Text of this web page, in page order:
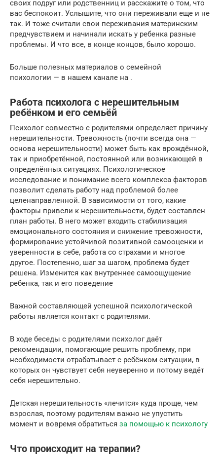
своих подруг или родственниц и расскажите о том, что
вас беспокоит. Услышите, что они переживали еще и не
так. И тоже считали свои переживания материнским
предчувствием и начинали искать у ребенка разные
проблемы. И что все, в конце концов, было хорошо.
Больше полезных материалов о семейной
психологии — в нашем канале на .
Работа психолога с нерешительным
ребёнком и его семьёй
Психолог совместно с родителями определяет причину
нерешительности. Тревожность (почти всегда она —
основа нерешительности) может быть как врождённой,
так и приобретённой, постоянной или возникающей в
определённых ситуациях. Психологическое
исследование и понимание всего комплекса факторов
позволит сделать работу над проблемой более
целенаправленной. В зависимости от того, какие
факторы привели к нерешительности, будет составлен
план работы. В него может входить стабилизация
эмоционального состояния и снижение тревожности,
формирование устойчивой позитивной самооценки и
уверенности в себе, работа со страхами и многое
другое. Постепенно, шаг за шагом, проблема будет
решена. Изменится как внутреннее самоощущение
ребенка, так и его поведение
Важной составляющей успешной психологической
работы является контакт с родителями.
В ходе беседы с родителями психолог даёт
рекомендации, помогающие решить проблему, при
необходимости отрабатывает с ребёнком ситуации, в
которых он чувствует себя неуверенно и потому ведёт
себя нерешительно.
Детская нерешительность «лечится» куда проще, чем
взрослая, поэтому родителям важно не упустить
момент и вовремя обратиться за помощью к психологу
Что происходит на терапии?